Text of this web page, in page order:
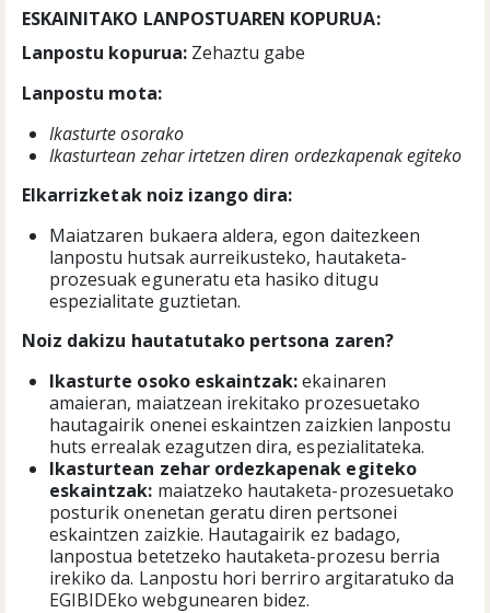
ESKAINITAKO LANPOSTUAREN KOPURUA:
Lanpostu kopurua:Zehaztu gabe
Lanpostu mota:
Ikasturte osorako
Ikasturtean zehar irtetzen diren ordezkapenak egiteko
Elkarrizketak noiz izango dira:
Maiatzaren bukaera aldera, egon daitezkeen
lanpostu hutsak aurreikusteko, hautaketa-
prozesuak eguneratu eta hasiko ditugu
espezialitate guztietan.
Noiz dakizu hautatutako pertsona zaren?
Ikasturte osoko eskaintzak:ekainaren
amaieran, maiatzean irekitako prozesuetako
hautagairik onenei eskaintzen zaizkien lanpostu
huts errealak ezagutzen dira, espezialitateka.
Ikasturtean zehar ordezkapenak egiteko
eskaintzak: maiatzeko hautaketa-prozesuetako
posturik onenetan geratu diren pertsonei
eskaintzen zaizkie. Hautagairik ez badago,
lanpostua betetzeko hautaketa-prozesu berria
irekiko da. Lanpostu hori berriro argitaratuko da
EGIBIDEko webgunearen bidez.